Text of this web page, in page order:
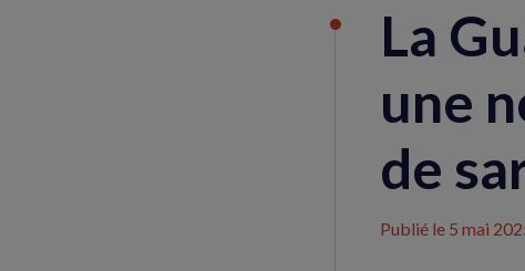
La
une
de
Publié le 5 mai